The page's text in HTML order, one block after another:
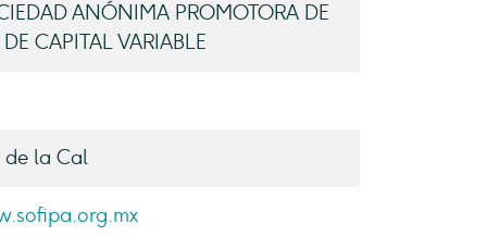
ANÓNIMA PROMOTORA DE
CAPITAL VARIABLE
de la Cal